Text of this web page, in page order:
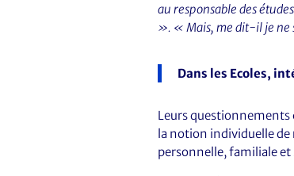
au responsable des
». « Mais, me dit-il je ne
Dans les Ecoles,
Leurs questionnements
la notion individuelle de
personnelle, familiale et